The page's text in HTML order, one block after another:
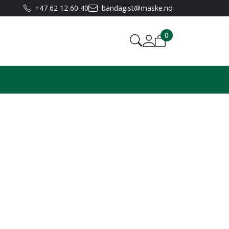
+47 62 12 60 40 bandagist@maske.no
0